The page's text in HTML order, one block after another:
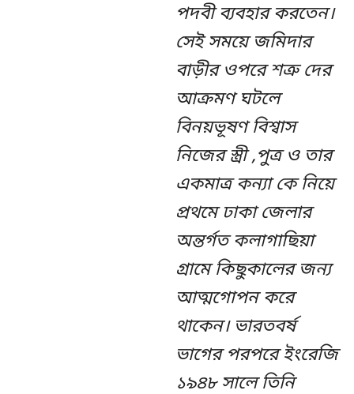
পদবী ব্যবহার করতেন।
সেই সময়ে জমিদার
বাড়ীর ওপরে শত্রু দের
আক্রমণ ঘটলে
বিনয়ভূষণ বিশ্বাস
নিজের স্ত্রী ,পুত্র ও তার
একমাত্র কন্যা কে নিয়ে
প্রথমে ঢাকা জেলার
অন্তর্গত কলাগাছিয়া
গ্রামে কিছুকালের জন্য
আত্মগোপন করে
থাকেন। ভারতবর্ষ
ভাগের পরপরে ইংরেজি
১৯৪৮ সালে তিনি